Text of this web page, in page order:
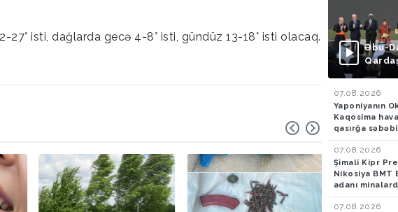
27° isti, dağlarda gecə 4-8° isti, gündüz 13-18° isti olacaq.
Əbu-
07.08.2026
Yaponiyanın
Kaqosima
qasırğa
ləğv edilib
07.08.2026
Şimali Kipr
Nikosiya BMT
adanı
təklifini rədd
07.08.2026